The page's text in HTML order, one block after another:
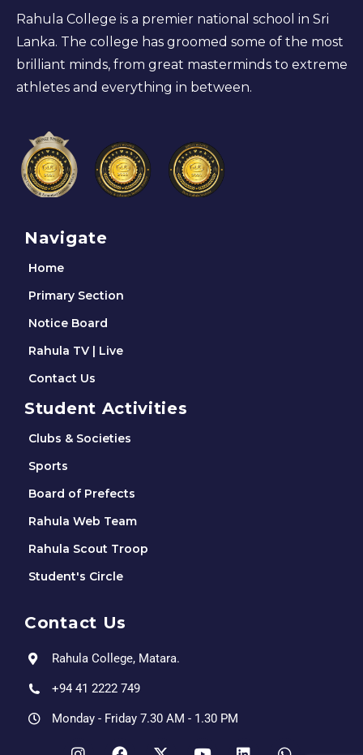
Rahula College is a premier national school in Sri
Lanka. The college has groomed some of the most
brilliant minds, from great masterminds to extreme
athletes and everything in between.
Navigate
Home
Primary Section
Notice Board
Rahula TV | Live
Contact Us
Student Activities
Clubs & Societies
Sports
Board of Prefects
Rahula Web Team
Rahula Scout Troop
Student's Circle
Contact Us
Rahula College, Matara.
+94 41 2222 749
Monday - Friday 7.30 AM - 1.30 PM